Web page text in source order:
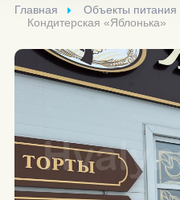
Главная
Объекты питания
Кондитерская «Яблонька»